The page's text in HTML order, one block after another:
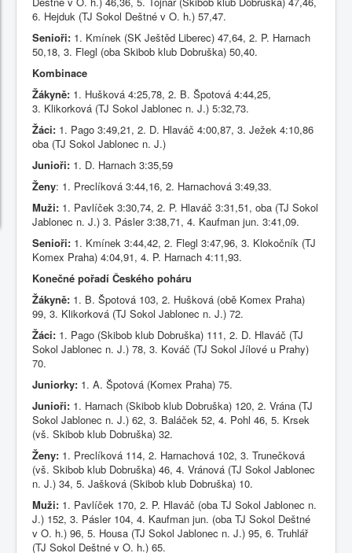
6. Hejduk (TJ Sokol Deštné v O. h.) 57,47.
Senioři: 1. Kmínek (SK Ještěd Liberec) 47,64, 2. P. Harnach
50,18, 3. Flegl (oba Skibob klub Dobruška) 50,40.
Kombinace
Žákyně: 1. Hušková 4:25,78, 2. B. Špotová 4:44,25,
3. Klikorková (TJ Sokol Jablonec n. J.) 5:32,73.
Žáci: 1. Pago 3:49,21, 2. D. Hlaváč 4:00,87, 3. Ježek 4:10,86
oba (TJ Sokol Jablonec n. J.)
Junioři: 1. D. Harnach 3:35,59
Ženy: 1. Preclíková 3:44,16, 2. Harnachová 3:49,33.
Muži: 1. Pavlíček 3:30,74, 2. P. Hlaváč 3:31,51, oba (TJ Sokol
Jablonec n. J.) 3. Pásler 3:38,71, 4. Kaufman jun. 3:41,09.
Senioři: 1. Kmínek 3:44,42, 2. Flegl 3:47,96, 3. Klokočník (TJ
Komex Praha) 4:04,91, 4. P. Harnach 4:11,93.
Konečné pořadí Českého poháru
Žákyně: 1. B. Špotová 103, 2. Hušková (obě Komex Praha)
99, 3. Klikorková (TJ Sokol Jablonec n. J.) 72.
Žáci: 1. Pago (Skibob klub Dobruška) 111, 2. D. Hlaváč (TJ
Sokol Jablonec n. J.) 78, 3. Kováč (TJ Sokol Jílové u Prahy)
70.
Juniorky: 1. A. Špotová (Komex Praha) 75.
Junioři: 1. Harnach (Skibob klub Dobruška) 120, 2. Vrána (TJ
Sokol Jablonec n. J.) 62, 3. Baláček 52, 4. Pohl 46, 5. Krsek
(vš. Skibob klub Dobruška) 32.
Ženy: 1. Preclíková 114, 2. Harnachová 102, 3. Trunečková
(vš. Skibob klub Dobruška) 46, 4. Vránová (TJ Sokol Jablonec
n. J.) 34, 5. Jašková (Skibob klub Dobruška) 10.
Muži: 1. Pavlíček 170, 2. P. Hlaváč (oba TJ Sokol Jablonec n.
J.) 152, 3. Pásler 104, 4. Kaufman jun. (oba TJ Sokol Deštné
v O. h.) 96, 5. Housa (TJ Sokol Jablonec n. J.) 95, 6. Truhlář
(TJ Sokol Deštné v O. h.) 65.